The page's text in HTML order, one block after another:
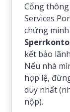
Cổng
Services
chứng
Sperrkonto
kết bảo
Nếu nhà
hợp lệ,
duy nhất
nộp).